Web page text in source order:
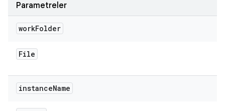
Parametreler
workFolder
File
instanceName